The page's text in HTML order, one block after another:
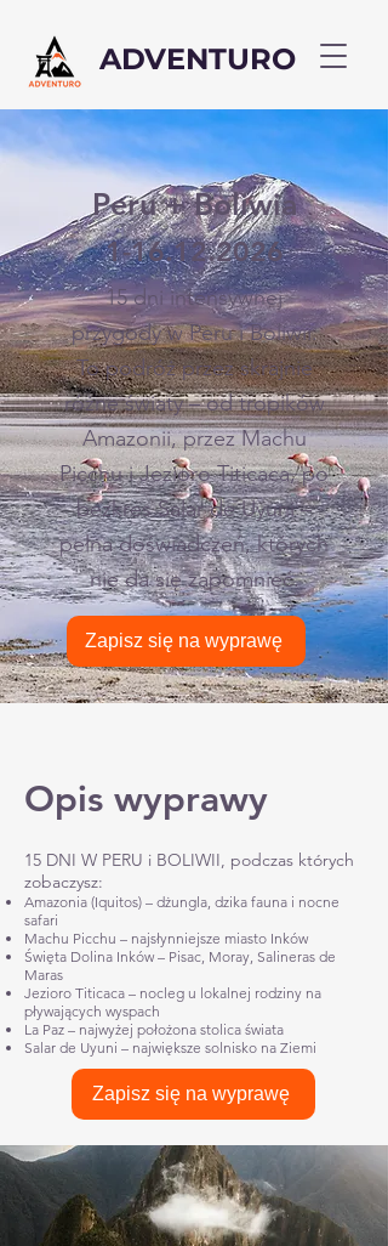
ADVENTURO
Peru + Boliwia
1-16.12.2026
15 dni intensywnej
przygody w Peru i Boliwii.
To podróż przez skrajnie
różne światy – od tropików
Amazonii, przez Machu
Picchu i Jezioro Titicaca, po
bezkres Salar de Uyuni –
pełna doświadczeń, których
nie da się zapomnieć.
Zapisz się na wyprawę
Opis wyprawy
15 DNI W PERU i BOLIWII, podczas których
zobaczysz:
Amazonia (Iquitos) – dżungla, dzika fauna i nocne
safari
Machu Picchu – najsłynniejsze miasto Inków
Święta Dolina Inków – Pisac, Moray, Salineras de
Maras
Jezioro Titicaca – nocleg u lokalnej rodziny na
pływających wyspach
La Paz – najwyżej położona stolica świata
Salar de Uyuni – największe solnisko na Ziemi
Zapisz się na wyprawę